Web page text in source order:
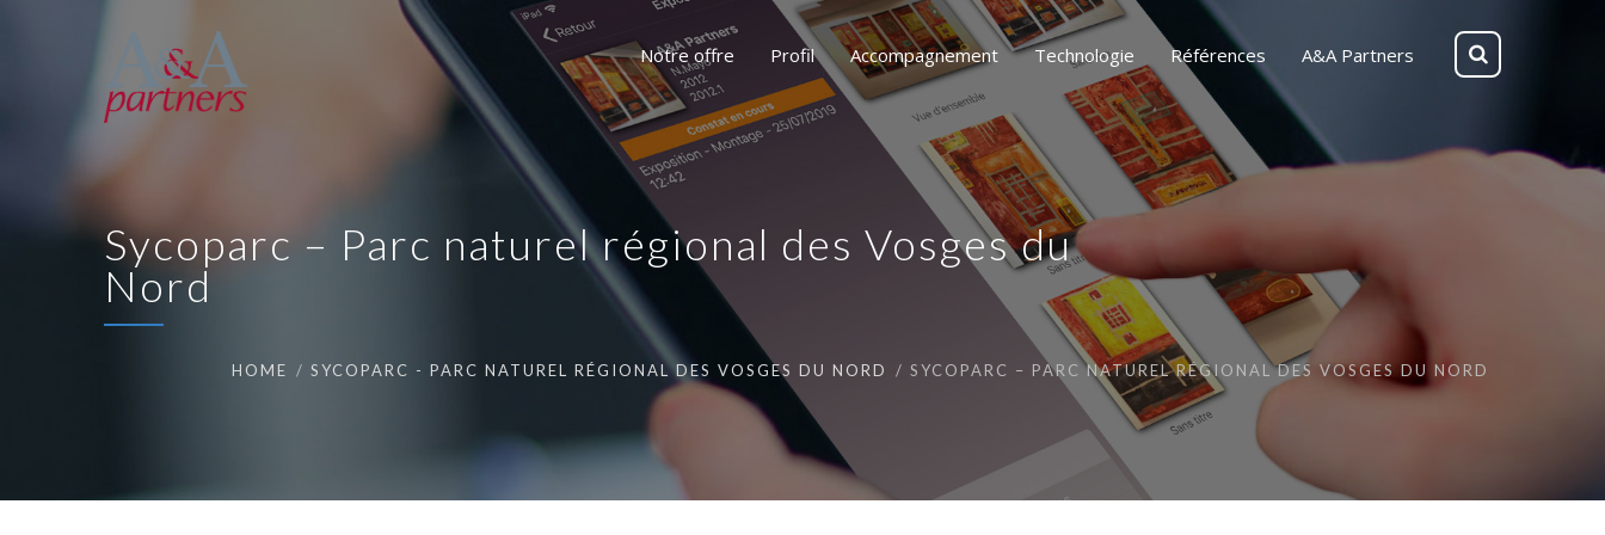
Notre offre Profil Accompagnement Technologie Références A&A Partners
Sycoparc – Parc naturel régional des Vosges du
Nord
HOME SYCOPARC - PARC NATUREL RÉGIONAL DES VOSGES DU NORD SYCOPARC – PARC NATUREL RÉGIONAL DES VOSGES DU NORD